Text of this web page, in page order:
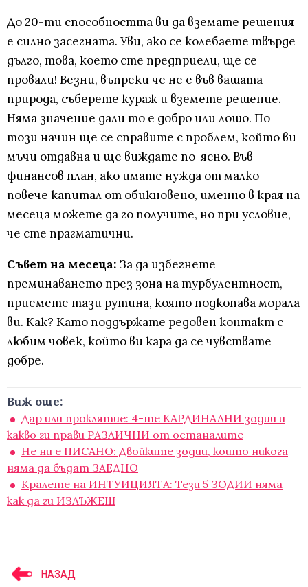
До 20-ти способността ви да вземате решения
е силно засегната. Уви, ако се колебаете твърде
дълго, това, което сте предприели, ще се
провали! Везни, въпреки че не е във вашата
природа, съберете кураж и вземете решение.
Няма значение дали то е добро или лошо. По
този начин ще се справите с проблем, който ви
мъчи отдавна и ще виждате по-ясно. Във
финансов план, ако имате нужда от малко
повече капитал от обикновено, именно в края на
месеца можете да го получите, но при условие,
че сте прагматични.
Съвет на месеца: За да избегнете
преминаването през зона на турбулентност,
приемете тази рутина, която подкопава морала
ви. Как? Като поддържате редовен контакт с
любим човек, който ви кара да се чувствате
добре.
Виж още:
Дар или проклятие: 4-те КАРДИНАЛНИ зодии и
какво ги прави РАЗЛИЧНИ от останалите
Не ни е ПИСАНО: Двойките зодии, които никога
няма да бъдат ЗАЕДНО
Кралете на ИНТУИЦИЯТА: Тези 5 ЗОДИИ няма
как да ги ИЗЛЪЖЕШ
НАЗАД